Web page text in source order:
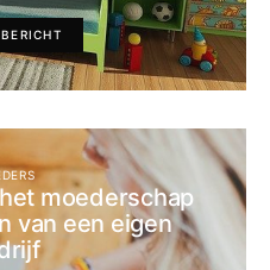
moederschap
van een eigen